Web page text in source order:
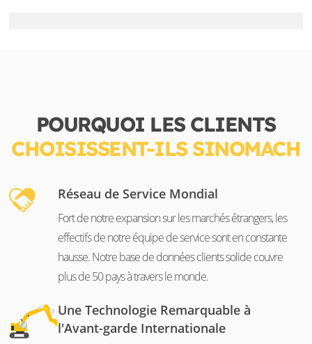
POURQUOI LES CLIENTS
CHOISISSENT-ILS SINOMACH
Réseau de Service Mondial
Fort de notre expansion sur les marchés étrangers, les
effectifs de notre équipe de service sont en constante
hausse. Notre base de données clients solide couvre
plus de 50 pays à travers le monde.
Une Technologie Remarquable à
l'Avant-garde Internationale